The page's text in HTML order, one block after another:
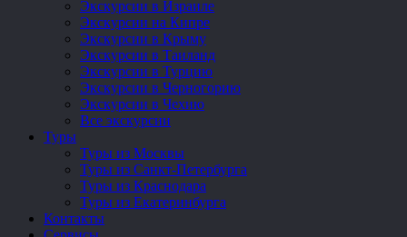
Экскурсии в Израиле
Экскурсии на Кипре
Экскурсии в Крыму
Экскурсии в Таиланд
Экскурсии в Турцию
Экскурсии в Черногорию
Экскурсии в Чехию
Все экскурсии
Туры
Туры из Москвы
Туры из Санкт-Петербурга
Туры из Краснодара
Туры из Екатеринбурга
Контакты